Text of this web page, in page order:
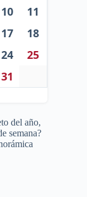
10
11
17
18
24
25
31
del año,
semana?